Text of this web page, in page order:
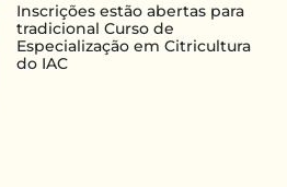
Inscrições estão abertas para
tradicional Curso de
Especialização em Citricultura
do IAC